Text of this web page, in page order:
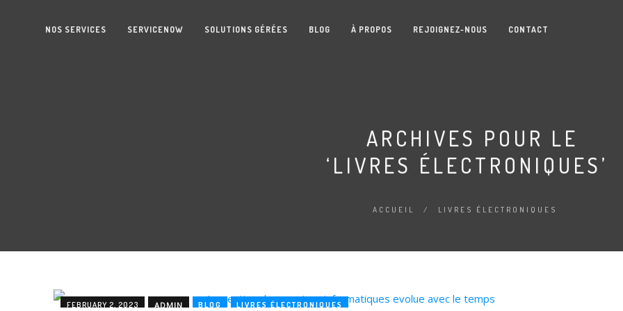
NOS SERVICES SERVICENOW SOLUTIONS GÉRÉES BLOG À PROPOS REJOIGNEZ-NOUS CONTACT
ARCHIVES POUR LE
‘LIVRES ÉLECTRONIQUES’
ACCUEIL / LIVRES ÉLECTRONIQUES
FEBRUARY 2, 2023 ADMIN BLOG LIVRES ÉLECTRONIQUES